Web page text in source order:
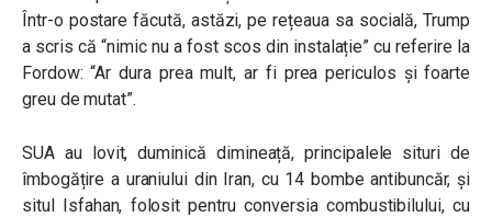
Într-o postare făcută, astăzi, pe rețeaua sa socială, Trump
a scris că “nimic nu a fost scos din instalație” cu referire la
Fordow: “Ar dura prea mult, ar fi prea periculos și foarte
greu de mutat”.
SUA au lovit, duminică dimineață, principalele situri de
îmbogățire a uraniului din Iran, cu 14 bombe antibuncăr, și
situl Isfahan, folosit pentru conversia combustibilului, cu